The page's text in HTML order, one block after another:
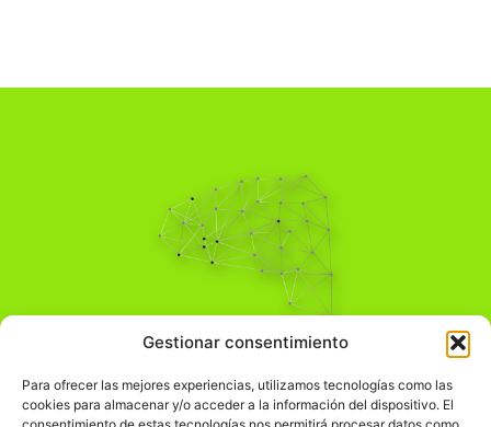
Gestionar consentimiento
Para ofrecer las mejores experiencias, utilizamos tecnologías como las
cookies para almacenar y/o acceder a la información del dispositivo. El
Pensamiento Crítico
Comprender el mundo para transformarlo.